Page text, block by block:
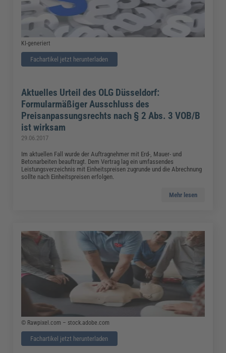
KI-generiert
Fachartikel jetzt herunterladen
Aktuelles Urteil des OLG Düsseldorf:
Formularmäßiger Ausschluss des
Preisanpassungsrechts nach § 2 Abs. 3 VOB/B
ist wirksam
29.06.2017
Im aktuellen Fall wurde der Auftragnehmer mit Erd-, Mauer- und
Betonarbeiten beauftragt. Dem Vertrag lag ein umfassendes
Leistungsverzeichnis mit Einheitspreisen zugrunde und die Abrechnung
sollte nach Einheitspreisen erfolgen.
Mehr lesen
© Rawpixel.com – stock.adobe.com
Fachartikel jetzt herunterladen